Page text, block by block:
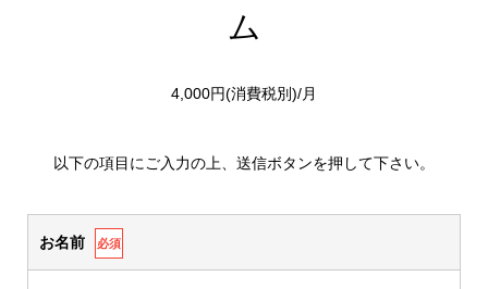
ム
4,000円(消費税別)/月
以下の項目にご入力の上、送信ボタンを押して下さい。
お名前 必須